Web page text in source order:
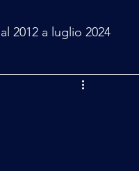
2012 a luglio 2024